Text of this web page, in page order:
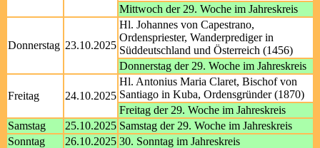
Mittwoch der 29. Woche im Jahreskreis
Donnerstag 23.10.2025
Hl. Johannes von Capestrano,
Ordenspriester, Wanderprediger in
Süddeutschland und Österreich (1456)
Donnerstag der 29. Woche im Jahreskreis
Freitag 24.10.2025
Hl. Antonius Maria Claret, Bischof von
Santiago in Kuba, Ordensgründer (1870)
Freitag der 29. Woche im Jahreskreis
Samstag
25.10.2025 Samstag der 29. Woche im Jahreskreis
Sonntag
26.10.2025 30. Sonntag im Jahreskreis